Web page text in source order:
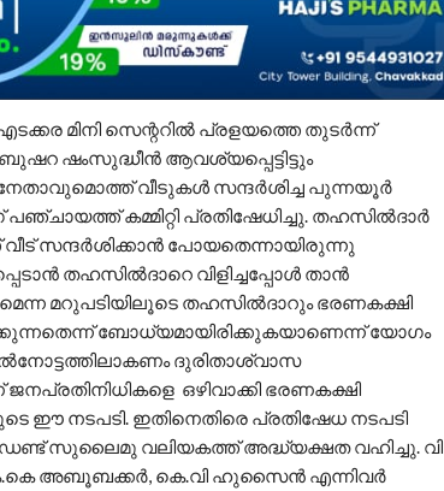
മിനി സെന്ററിൽ പ്രളയത്തെ തുടർന്ന്
ഷംസുദ്ധീൻ ആവശ്യപ്പെട്ടിട്ടും
നേതാവുമൊത്ത് വീടുകൾ സന്ദർശിച്ച പുന്നയൂർ
കമ്മിറ്റി പ്രതിഷേധിച്ചു. തഹസിൽദാർ
സന്ദർശിക്കാൻ പോയതെന്നായിരുന്നു
തഹസിൽദാറെ വിളിച്ചപ്പോൾ താൻ
മറുപടിയിലൂടെ തഹസിൽദാറും ഭരണകക്ഷി
ബോധ്യമായിരിക്കുകയാണെന്ന് യോഗം
ദുരിതാശ്വാസ
ഒഴിവാക്കി ഭരണകക്ഷി
നടപടി. ഇതിനെതിരെ പ്രതിഷേധ നടപടി
സുലൈമു വലിയകത്ത് അദ്ധ്യക്ഷത വഹിച്ചു. വി
അബൂബക്കർ, കെ.വി ഹുസൈൻ എന്നിവർ